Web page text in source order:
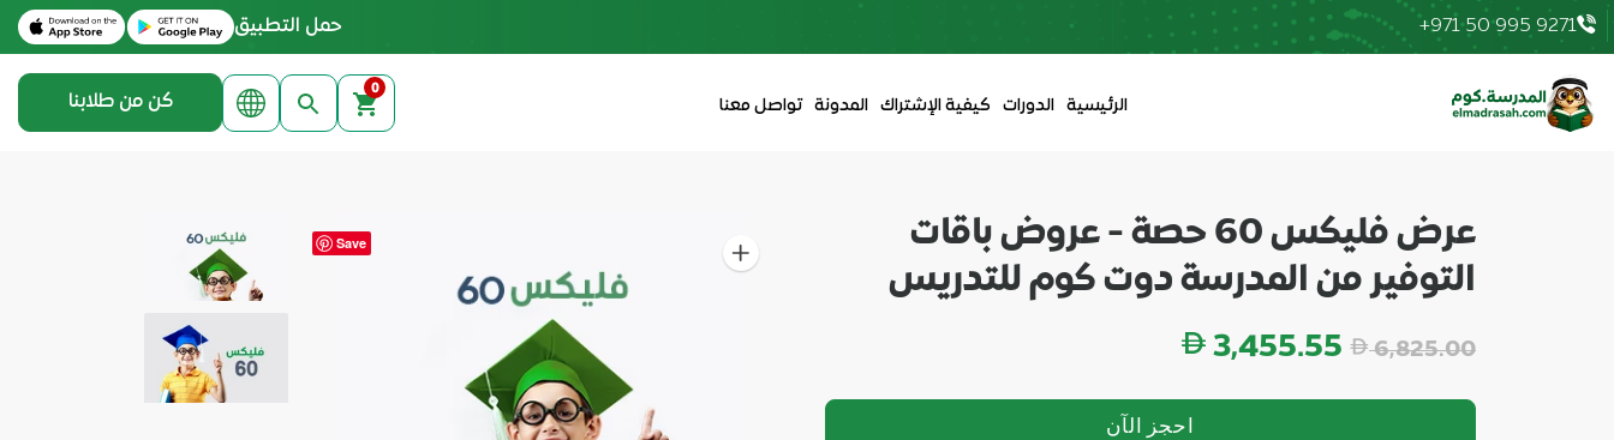
Download on the Apple App Store
Get it on Google Play
حمل التطبيق +971 50 995 9271
تواصل معنا المدونة كيفية الإشتراك الدورات الرئيسية
0
كن من طلابنا
Save
عرض فليكس 60 حصة - عروض باقات
التوفير من المدرسة دوت كوم للتدريس
3,455.55 السعر
6,825.00
3,455.55 AED |
احجز الآن